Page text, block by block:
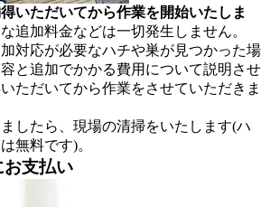
いただいてから作業を開始いたしま
追加料金などは一切発生しません。
対応が必要なハチや巣が見つかった場
と追加でかかる費用について説明させ
ただいてから作業をさせていただきま
したら、現場の清掃をいたします(ハ
無料です)。
お支払い